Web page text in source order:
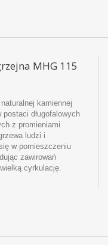
MHG 115
kamiennej
postaci długofalowych
z promieniami
ludzi i
w pomieszczeniu
zawirowań
cyrkulację.